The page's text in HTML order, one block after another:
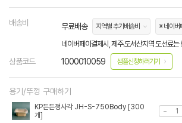
배송비 무료배송 지역별 추가배송비 ※ 네이버
네이버페이결제시, 제주.도서산지역 도선료는
상품코드 1000010059 샘플신청하러가기
용기/뚜껑 구매하기
KP든든정사각 JH-S-750Body [300
개]